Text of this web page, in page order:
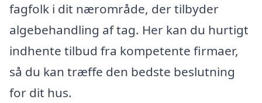
fagfolk i dit nærområde, der tilbyder
algebehandling af tag. Her kan du hurtigt
indhente tilbud fra kompetente firmaer,
så du kan træffe den bedste beslutning
for dit hus.